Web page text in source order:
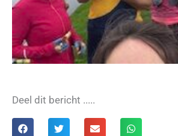
Deel dit bericht .....